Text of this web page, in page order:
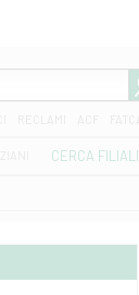
CERCA FILIALI